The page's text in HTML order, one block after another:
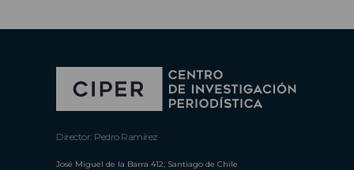
Director: Pedro Ramírez
José Miguel de la Barra 412, Santiago de Chile